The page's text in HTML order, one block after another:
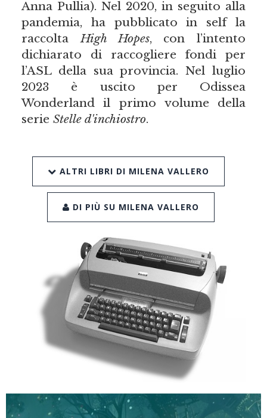
Anna Pullia). Nel 2020, in seguito alla
pandemia, ha pubblicato in self la
raccoltaHigh Hopes, con l’intento
dichiarato di raccogliere fondi per
l’ASL della sua provincia. Nel luglio
2023 è uscito per Odissea
Wonderland il primo volume della
serie Stelle d'inchiostro.
ALTRI LIBRI DI MILENA VALLERO
DI PIÙ SU MILENA VALLERO